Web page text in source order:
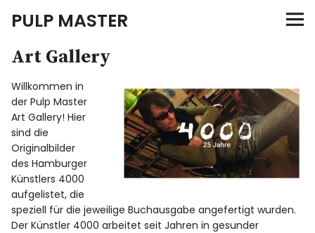
PULP MASTER
Programm
Verlag
Merch
Merch / Shop
Cover Art
Art Gallery
Willkommen in
der Pulp Master
Art Gallery! Hier
sind die
Originalbilder
des Hamburger
Künstlers 4000
aufgelistet, die
speziell für die jeweilige Buchausgabe angefertigt wurden.
Der Künstler 4000 arbeitet seit Jahren in gesunder